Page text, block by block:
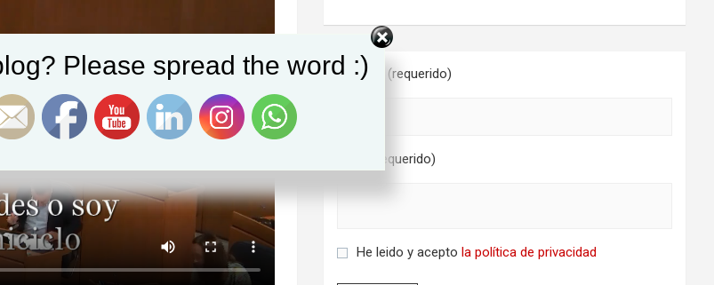
Nombre (requerido)
Email (requerido)
He leido y aceptola política de privacidad
Please spread the word :)